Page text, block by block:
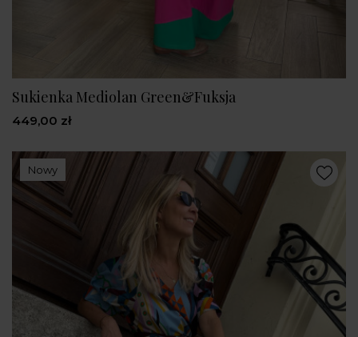
Sukienka Mediolan Green&Fuksja
449,00 zł
Nowy